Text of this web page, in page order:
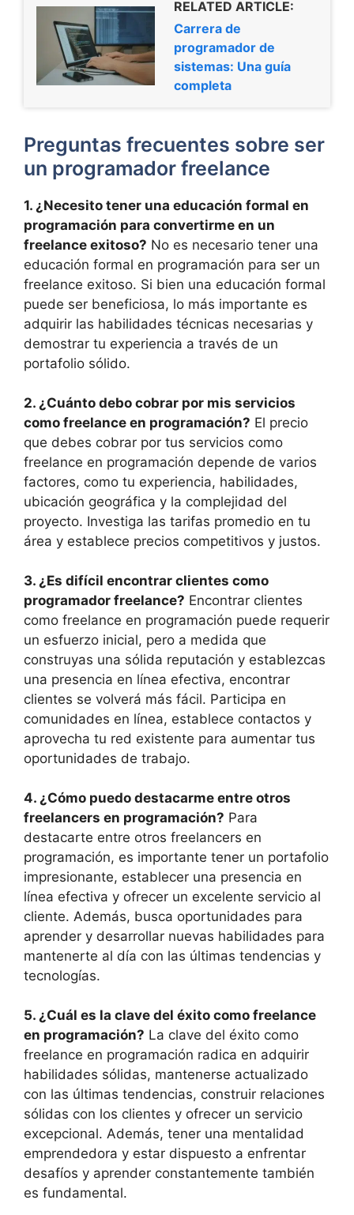
RELATED ARTICLE:
Carrera de
programador de
sistemas: Una guía
completa
Preguntas frecuentes sobre ser
un programador freelance
1. ¿Necesito tener una educación formal en
programación para convertirme en un
freelance exitoso? No es necesario tener una
educación formal en programación para ser un
freelance exitoso. Si bien una educación formal
puede ser beneficiosa, lo más importante es
adquirir las habilidades técnicas necesarias y
demostrar tu experiencia a través de un
portafolio sólido.
2. ¿Cuánto debo cobrar por mis servicios
como freelance en programación? El precio
que debes cobrar por tus servicios como
freelance en programación depende de varios
factores, como tu experiencia, habilidades,
ubicación geográfica y la complejidad del
proyecto. Investiga las tarifas promedio en tu
área y establece precios competitivos y justos.
3. ¿Es difícil encontrar clientes como
programador freelance? Encontrar clientes
como freelance en programación puede requerir
un esfuerzo inicial, pero a medida que
construyas una sólida reputación y establezcas
una presencia en línea efectiva, encontrar
clientes se volverá más fácil. Participa en
comunidades en línea, establece contactos y
aprovecha tu red existente para aumentar tus
oportunidades de trabajo.
4. ¿Cómo puedo destacarme entre otros
freelancers en programación? Para
destacarte entre otros freelancers en
programación, es importante tener un portafolio
impresionante, establecer una presencia en
línea efectiva y ofrecer un excelente servicio al
cliente. Además, busca oportunidades para
aprender y desarrollar nuevas habilidades para
mantenerte al día con las últimas tendencias y
tecnologías.
5. ¿Cuál es la clave del éxito como freelance
en programación? La clave del éxito como
freelance en programación radica en adquirir
habilidades sólidas, mantenerse actualizado
con las últimas tendencias, construir relaciones
sólidas con los clientes y ofrecer un servicio
excepcional. Además, tener una mentalidad
emprendedora y estar dispuesto a enfrentar
desafíos y aprender constantemente también
es fundamental.